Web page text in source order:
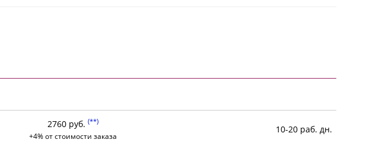
2760 руб. (**)
+4% от стоимости заказа
10-20 раб. дн.